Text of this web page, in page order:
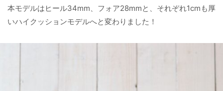
本モデルはヒール34mm、フォア28mmと、それぞれ1cmも厚
いハイクッションモデルへと変わりました！